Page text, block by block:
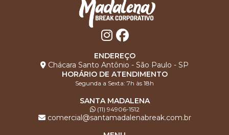
ENDEREÇO
Chácara Santo Antônio - São Paulo - SP
HORÁRIO DE ATENDIMENTO
Segunda a Sexta: 7h às 18h
SANTA MADALENA
(11) 94906-1512
comercial@santamadalenabreak.com.br